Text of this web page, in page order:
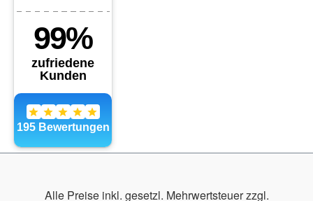
Alle Preise inkl. gesetzl. Mehrwertsteuer zzgl.